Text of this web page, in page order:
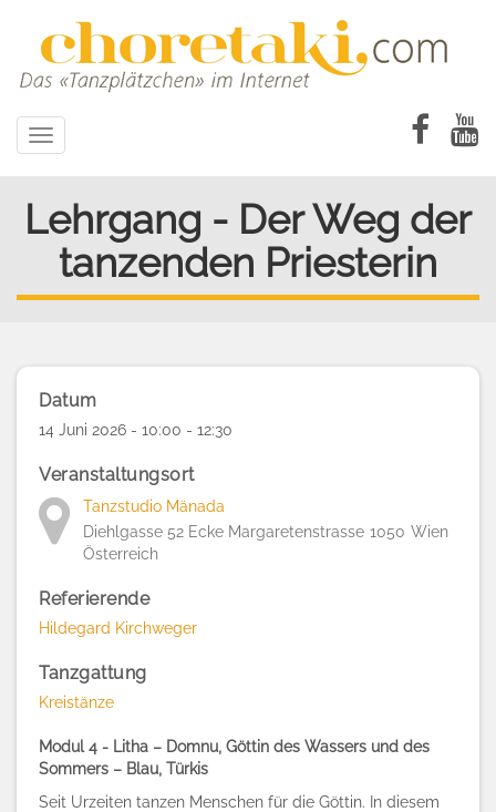
Toggle
navigation
Lehrgang - Der Weg der
tanzenden Priesterin
Datum
14 Juni 2026 - 10:00 - 12:30
Veranstaltungsort
Tanzstudio Mänada
Diehlgasse 52 Ecke Margaretenstrasse 1050 Wien
Österreich
Referierende
Hildegard Kirchweger
Tanzgattung
Kreistänze
Modul 4 - Litha – Domnu, Göttin des Wassers und des
Sommers – Blau, Türkis
Seit Urzeiten tanzen Menschen für die Göttin. In diesem